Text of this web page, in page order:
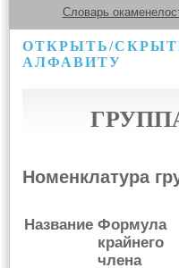
Словарь
ОТКРЫТЬ/
АЛФАВИТУ
Номенклатура
Название Формула
крайнего
члена